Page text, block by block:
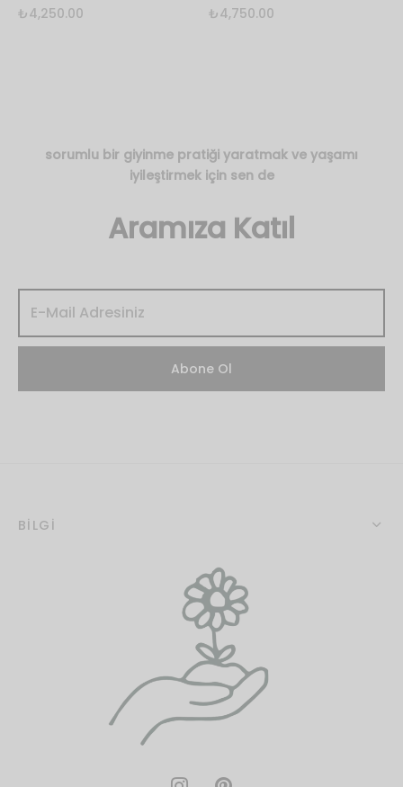
₺4,250.00
₺4,750.00
sorumlu bir giyinme pratiği yaratmak ve yaşamı
iyileştirmek için sen de
Aramıza Katıl
BİLGİ